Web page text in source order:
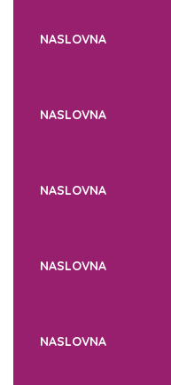
NASLOVNA
NASLOVNA
NASLOVNA
NASLOVNA
NASLOVNA